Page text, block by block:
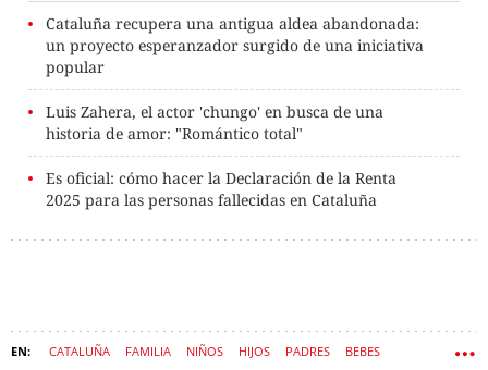
Cataluña recupera una antigua aldea abandonada:
un proyecto esperanzador surgido de una iniciativa
popular
Luis Zahera, el actor 'chungo' en busca de una
historia de amor: "Romántico total"
Es oficial: cómo hacer la Declaración de la Renta
2025 para las personas fallecidas en Cataluña
CATALUÑA FAMILIA NIÑOS HIJOS PADRES BEBES